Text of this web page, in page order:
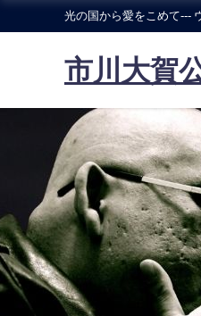
光の国から愛をこめて---
市川大賀